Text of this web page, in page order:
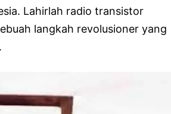
Lahirlah radio transistor
langkah revolusioner yang